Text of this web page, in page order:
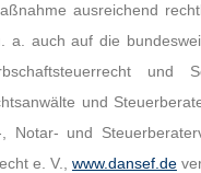
ausreichend
a. auch auf die
und
und
, Notar- und
e. V., www.dansef.de